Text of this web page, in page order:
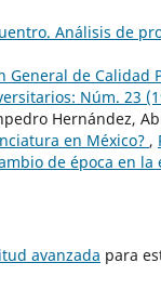
Análisis de
General de
Núm. 23
Hernández,
en México? ,
de época en
avanzada para